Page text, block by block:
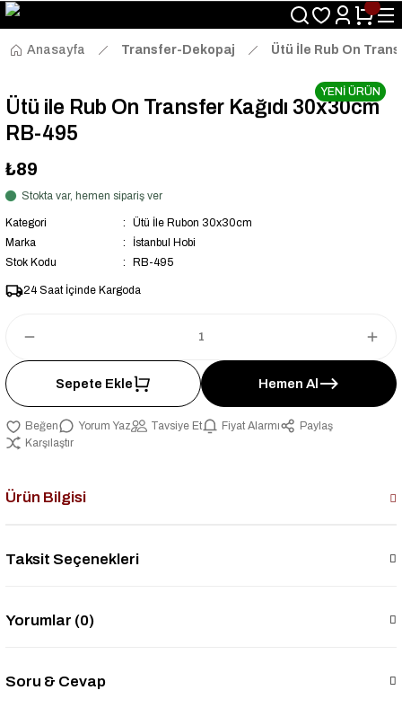
Size Özel "HG10" Kodu ile Sepette Hemen %10 İndirim Fırsatını
Kaçırmayın!
Anasayfa
Transfer-Dekopaj Ütü İle Rub On
YENİ ÜRÜN
Ütü ile Rub On Transfer Kağıdı 30x30cm
RB-495
₺89
Stokta var, hemen sipariş ver
Kategori
Ütü İle Rubon 30x30cm
Marka
İstanbul Hobi
Stok Kodu
RB-495
24 Saat İçinde Kargoda
Sepete Ekle Hemen Al
Yorum Yaz Tavsiye Et Fiyat Alarmı
Paylaş
Karşılaştır
Ürün Bilgisi
Taksit Seçenekleri
Yorumlar (0)
Soru & Cevap